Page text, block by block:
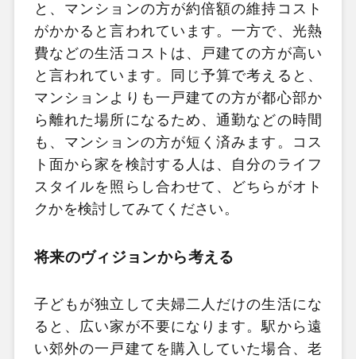
と、マンションの方が約倍額の維持コスト
がかかると言われています。一方で、光熱
費などの生活コストは、戸建ての方が高い
と言われています。同じ予算で考えると、
マンションよりも一戸建ての方が都心部か
ら離れた場所になるため、通勤などの時間
も、マンションの方が短く済みます。コス
ト面から家を検討する人は、自分のライフ
スタイルを照らし合わせて、どちらがオト
クかを検討してみてください。
将来のヴィジョンから考える
子どもが独立して夫婦二人だけの生活にな
ると、広い家が不要になります。駅から遠
い郊外の一戸建てを購入していた場合、老